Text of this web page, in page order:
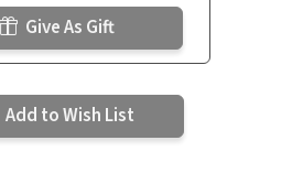
Give As Gift
Add to Wish List